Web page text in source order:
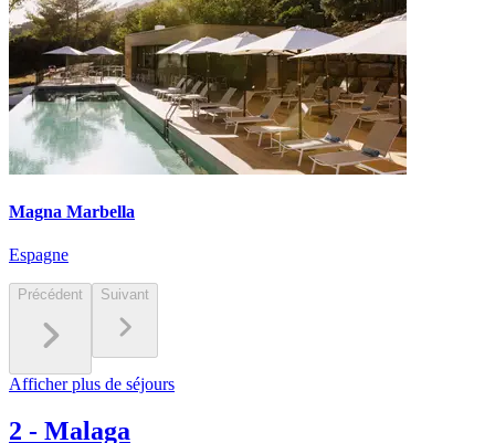
Magna Marbella
Espagne
Précédent Suivant
Afficher plus de séjours
2 - Malaga